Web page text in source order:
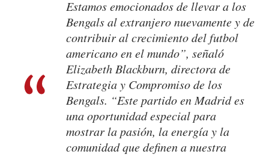
Estamos emocionados de llevar a los
Bengals al extranjero nuevamente y de
contribuir al crecimiento del futbol
americano en el mundo”, señaló
Elizabeth Blackburn, directora de
Estrategia y Compromiso de los
Bengals. “Este partido en Madrid es
una oportunidad especial para
mostrar la pasión, la energía y la
comunidad que definen a nuestra